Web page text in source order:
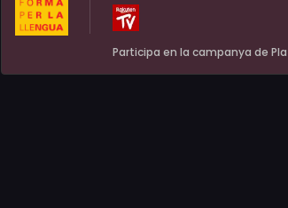
Participa en la campanya de